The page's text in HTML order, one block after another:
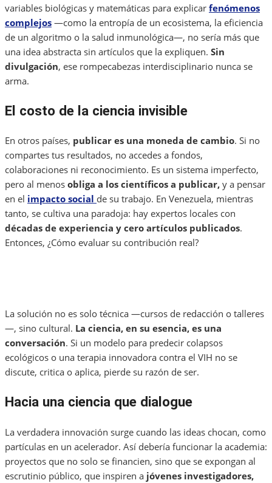
variables biológicas y matemáticas para explicar fenómenos
complejos —como la entropía de un ecosistema, la eficiencia
de un algoritmo o la salud inmunológica—, no sería más que
una idea abstracta sin artículos que la expliquen. Sin
divulgación, ese rompecabezas interdisciplinario nunca se
arma.
El costo de la ciencia invisible
En otros países, publicar es una moneda de cambio. Si no
compartes tus resultados, no accedes a fondos,
colaboraciones ni reconocimiento. Es un sistema imperfecto,
pero al menos obliga a los científicos a publicar, y a pensar
en el impacto social de su trabajo. En Venezuela, mientras
tanto, se cultiva una paradoja: hay expertos locales con
décadas de experiencia y cero artículos publicados.
Entonces, ¿Cómo evaluar su contribución real?
La solución no es solo técnica —cursos de redacción o talleres
—, sino cultural. La ciencia, en su esencia, es una
conversación. Si un modelo para predecir colapsos
ecológicos o una terapia innovadora contra el VIH no se
discute, critica o aplica, pierde su razón de ser.
Hacia una ciencia que dialogue
La verdadera innovación surge cuando las ideas chocan, como
partículas en un acelerador. Así debería funcionar la academia:
proyectos que no solo se financien, sino que se expongan al
escrutinio público, que inspiren a jóvenes investigadores,